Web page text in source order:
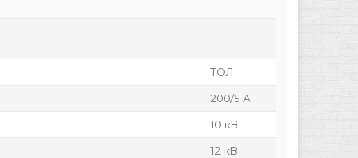
ТОЛ
200/5 А
10 кВ
12 кВ